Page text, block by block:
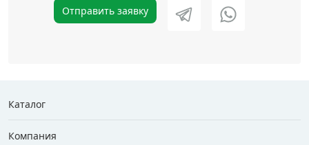
Отправить заявку
Каталог
Компания